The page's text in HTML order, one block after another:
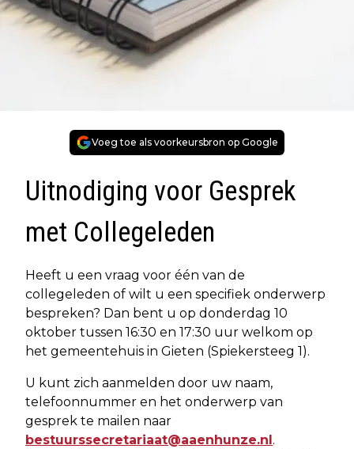
Voeg toe als voorkeursbron op Google
Uitnodiging voor Gesprek
met Collegeleden
Heeft u een vraag voor één van de
collegeleden of wilt u een specifiek onderwerp
bespreken? Dan bent u op donderdag 10
oktober tussen 16:30 en 17:30 uur welkom op
het gemeentehuis in Gieten (Spiekersteeg 1).
U kunt zich aanmelden door uw naam,
telefoonnummer en het onderwerp van
gesprek te mailen naar
bestuurssecretariaat@aaenhunze.nl .